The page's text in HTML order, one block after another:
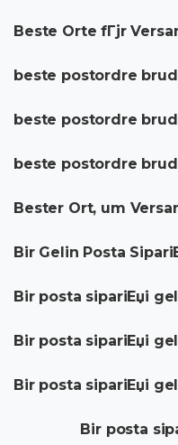
Beste Orte fГјr
beste postordre
beste postordre
beste postordre
Bester Ort, um
Bir Gelin Posta
Bir posta sipariЕџi
Bir posta sipariЕџi
Bir posta sipariЕџi
Bir posta